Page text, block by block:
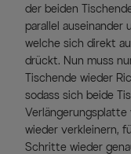
der beiden
parallel auseinander
welche sich direkt
drückt. Nun muss
Tischende wieder
sodass sich beide
Verlängerungsplatte
wieder verkleinern,
Schritte wieder